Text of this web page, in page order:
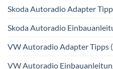
Skoda Autoradio Adapter
Skoda Autoradio
VW Autoradio Adapter Tipps
VW Autoradio